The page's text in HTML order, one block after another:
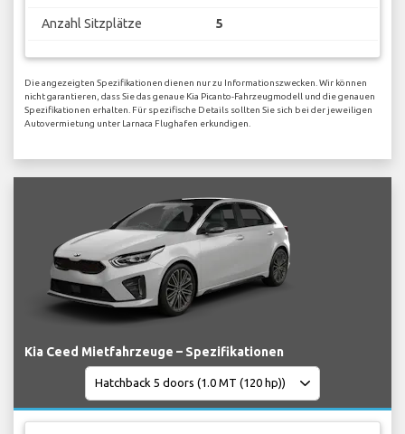
Anzahl Sitzplätze 5
Die angezeigten Spezifikationen dienen nur zu Informationszwecken. Wir können
nicht garantieren, dass Sie das genaue Kia Picanto-Fahrzeugmodell und die genauen
Spezifikationen erhalten. Für spezifische Details sollten Sie sich bei der jeweiligen
Autovermietung unter Larnaca Flughafen erkundigen.
Kia Ceed Mietfahrzeuge – Spezifikationen